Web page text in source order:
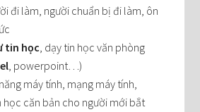
đi làm, người chuẩn bị đi làm, ôn
tin học , dạy tin học văn phòng
, powerpoint…)
máy tính, mạng máy tính,
học căn bản cho người mới bắt